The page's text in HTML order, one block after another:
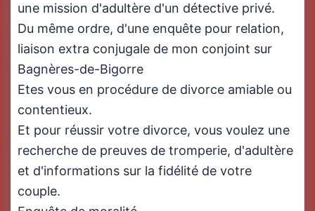
une mission d'adultère d'un détective privé.
Du même ordre, d'une enquête pour relation,
liaison extra conjugale de mon conjoint sur
Bagnères-de-Bigorre
Etes vous en procédure de divorce amiable ou
contentieux.
Et pour réussir votre divorce, vous voulez une
recherche de preuves de tromperie, d'adultère
et d'informations sur la fidélité de votre
couple.